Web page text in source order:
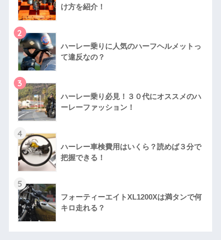
け方を紹介！
2
ハーレー乗りに人気のハーフヘルメットっ
て違反なの？
3
ハーレー乗り必見！３０代にオススメのハ
ーレーファッション！
4
ハーレー車検費用はいくら？読めば３分で
把握できる！
5
フォーティーエイトXL1200Xは満タンで何
キロ走れる？